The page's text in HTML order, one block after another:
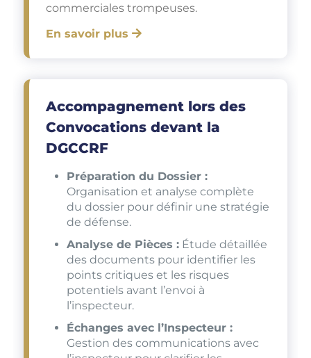
commerciales trompeuses.
En savoir plus
Accompagnement lors des
Convocations devant la
DGCCRF
Préparation du Dossier :
Organisation et analyse complète
du dossier pour définir une stratégie
de défense.
Analyse de Pièces :Étude détaillée
des documents pour identifier les
points critiques et les risques
potentiels avant l’envoi à
l’inspecteur.
Échanges avec l’Inspecteur :
Gestion des communications avec